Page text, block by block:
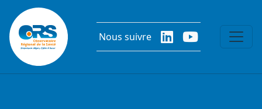
Aller au contenu principal
Nous suivre